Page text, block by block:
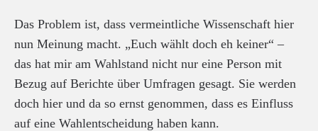
Das Problem ist, dass vermeintliche Wissenschaft hier
nun Meinung macht. „Euch wählt doch eh keiner“ –
das hat mir am Wahlstand nicht nur eine Person mit
Bezug auf Berichte über Umfragen gesagt. Sie werden
doch hier und da so ernst genommen, dass es Einfluss
auf eine Wahlentscheidung haben kann.